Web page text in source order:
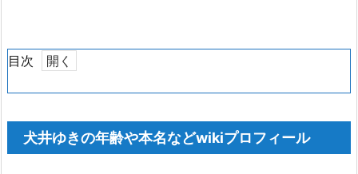
目次
井
ゆ
犬井ゆきの年齢や本名などwikiプロフィール